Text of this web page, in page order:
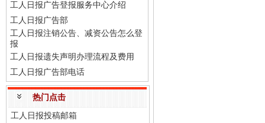
工人日报广告登报服务中心介绍
工人日报广告部
工人日报注销公告、减资公告怎么登
报
工人日报遗失声明办理流程及费用
工人日报广告部电话
热门点击
工人日报投稿邮箱